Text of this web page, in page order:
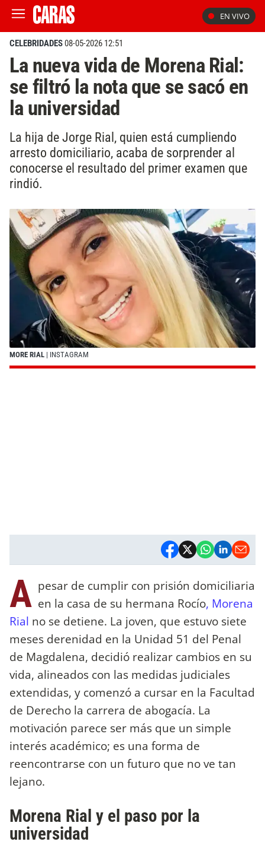
EN VIVO
CELEBRIDADES08-05-2026 12:51
La nueva vida de Morena Rial:
se filtró la nota que se sacó en
la universidad
La hija de Jorge Rial, quien está cumpliendo
arresto domiciliario, acaba de sorprender al
conocerse el resultado del primer examen que
rindió.
MORE RIAL | INSTAGRAM
A pesar de cumplir con prisión domiciliaria
en la casa de su hermana Rocío, Morena
Rial no se detiene. La joven, que estuvo siete
meses derenidad en la Unidad 51 del Penal
de Magdalena, decidió realizar cambios en su
vida, alineados con las medidas judiciales
extendidas, y comenzó a cursar en la Facultad
de Derecho la carrera de abogacía. La
motivación parece ser más que un simple
interés académico; es una forma de
reencontrarse con un futuro que no ve tan
lejano.
Morena Rial y el paso por la
universidad